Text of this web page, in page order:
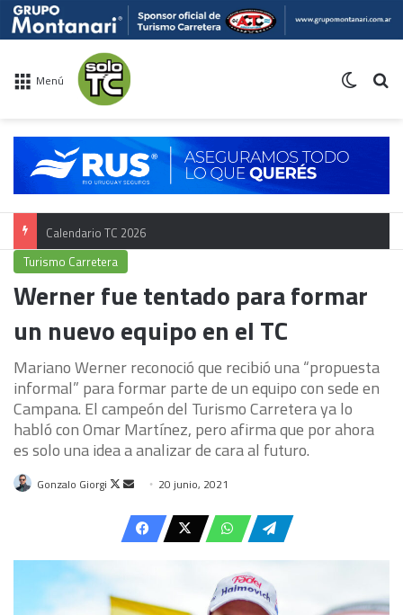
Menú
Calendario TC 2026
Turismo Carretera
Werner fue tentado para formar
un nuevo equipo en el TC
Mariano Werner reconoció que recibió una “propuesta
informal” para formar parte de un equipo con sede en
Campana. El campeón del Turismo Carretera ya lo
habló con Omar Martínez, pero afirma que por ahora
es solo una idea a analizar de cara al futuro.
Gonzalo Giorgi
Follow
X
Send
email
20 junio, 2021